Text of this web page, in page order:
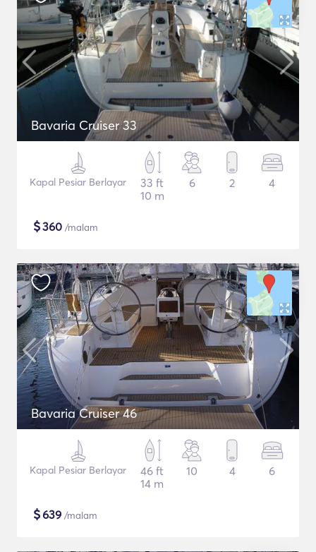
Bavaria Cruiser 33
Kapal Pesiar Berlayar
33 ft
10 m
6 2 4
$360 /malam
Bavaria Cruiser 46
Kapal Pesiar Berlayar
46 ft
14 m
10 4 6
$639 /malam